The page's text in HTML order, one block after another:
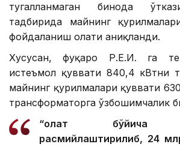
тугалланмаган бинода
тадбирида майнинг
фойдаланиш ҳолати аниқланди.
Хусусан, фуқаро Р.Е.И. га
истеъмол қуввати 840,4 кВтни
майнинг қурилмалари қуввати
трансформаторга ўзбошимчалик
“Ҳолат бўйича
расмийлаштирилиб, 24